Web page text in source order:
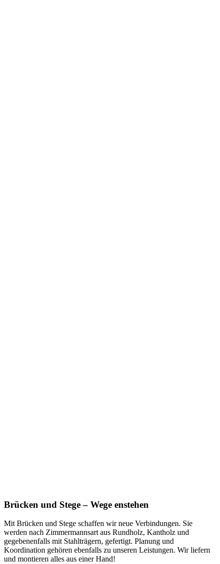
Brücken und Stege – Wege enstehen
Mit Brücken und Stege schaffen wir neue Verbindungen. Sie
werden nach Zimmermannsart aus Rundholz, Kantholz und
gegebenenfalls mit Stahlträgern, gefertigt. Planung und
Koordination gehören ebenfalls zu unseren Leistungen. Wir liefern
und montieren alles aus einer Hand!